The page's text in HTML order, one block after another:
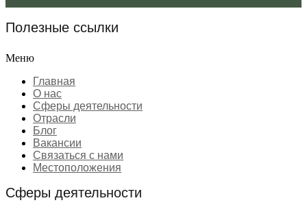
Полезные ссылки
Меню
Главная
О нас
Сферы деятельности
Отрасли
Блог
Вакансии
Связаться с нами
Местоположения
Сферы деятельности